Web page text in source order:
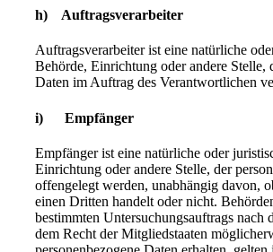
h) Auftragsverarbeiter
Auftragsverarbeiter ist eine natürliche
Behörde, Einrichtung oder andere Stelle,
Daten im Auftrag des Verantwortlichen
i) Empfänger
Empfänger ist eine natürliche oder
Einrichtung oder andere Stelle, der
offengelegt werden, unabhängig davon,
einen Dritten handelt oder nicht.
bestimmten Untersuchungsauftrags nach
dem Recht der Mitgliedstaaten